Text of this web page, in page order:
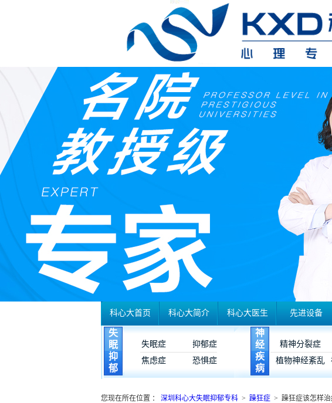
科心大首页 科心大简介 科心大医生 先进设备
失
眠
抑
郁
失眠症
抑郁症
焦虑症
恐惧症
神
经
疾
病
精神分裂症
植物神经紊乱
您现在所在位置 ： 深圳科心大失眠抑郁专科 > 躁狂症 > 躁狂症该怎样治